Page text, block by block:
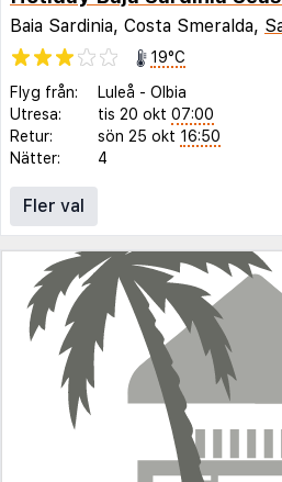
Baia Sardinia, Costa Smeralda,
19°C
Flyg från:
Luleå - Olbia
Utresa:
tis 20 okt 07:00
Retur:
sön 25 okt 16:50
Nätter:
4
Fler val